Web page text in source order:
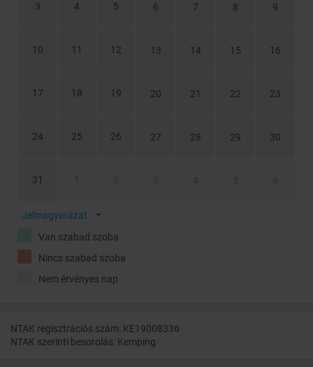
3 4 5 6 7 8 9
10 11 12 13 14 15 16
17 18 19 20 21 22 23
24 25 26 27 28 29 30
31
Jelmagyarázat
Van szabad szoba
Nincs szabad szoba
Nem érvényes nap
NTAK regisztrációs szám: KE19008336
NTAK szerinti besorolás: Kemping